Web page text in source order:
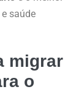
saúde
migrar
o